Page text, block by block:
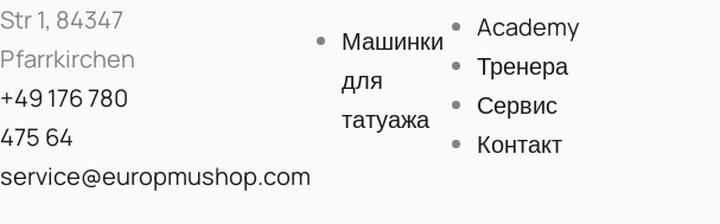
Str 1, 84347
Pfarrkirchen
+49 176 780
475 64
service@europmushop.com
Машинки
для
татуажа
Academy
Тренера
Сервис
Контакт